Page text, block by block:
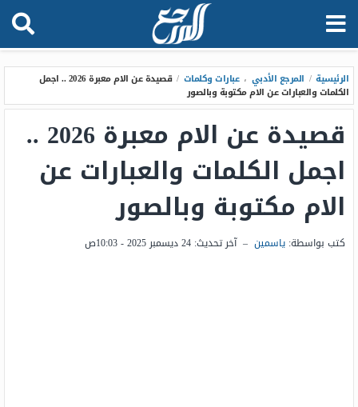
الرئيسية / المرجع الأدبي ، عبارات وكلمات /
قصيدة عن الام معبرة 2026 .. اجمل
الكلمات والعبارات عن الام مكتوبة وبالصور
قصيدة عن الام معبرة 2026 ..
اجمل الكلمات والعبارات عن
الام مكتوبة وبالصور
كتب بواسطة: ياسمين – آخر تحديث: 24 ديسمبر 2025 - 10:03ص